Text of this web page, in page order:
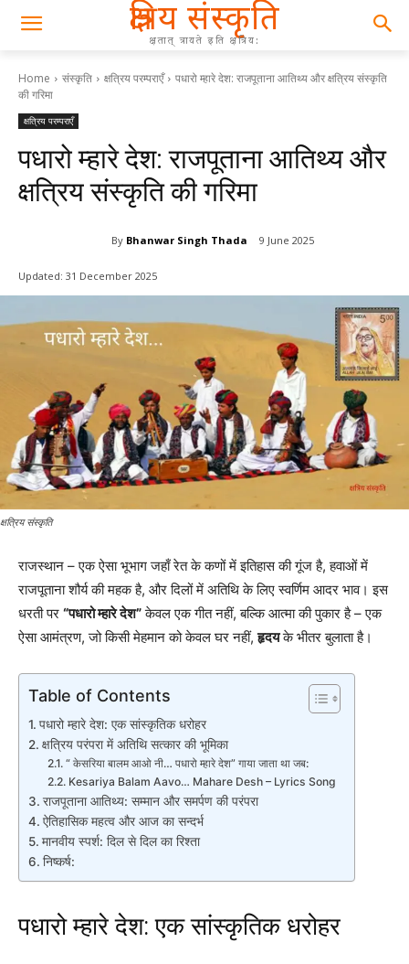
क्षत्रिय संस्कृति
क्षतात् त्रायते इति क्षत्रिय:
Home संस्कृति क्षत्रिय परम्पराएँ
पधारो म्हारे देश: राजपूताना आतिथ्य और क्षत्रिय संस्कृति
की गरिमा
क्षत्रिय परम्पराएँ
पधारो म्हारे देश: राजपूताना आतिथ्य और
क्षत्रिय संस्कृति की गरिमा
By Bhanwar Singh Thada 9 June 2025
Updated: 31 December 2025
क्षत्रिय संस्कृति
राजस्थान – एक ऐसा भूभाग जहाँ रेत के कणों में इतिहास की गूंज है, हवाओं में
राजपूताना शौर्य की महक है, और दिलों में अतिथि के लिए स्वर्णिम आदर भाव। इस
धरती पर “पधारो म्हारे देश”केवल एक गीत नहीं, बल्कि आत्मा की पुकार है – एक
ऐसा आमंत्रण, जो किसी मेहमान को केवल घर नहीं,हृदयके भीतर बुलाता है।
Table of Contents
पधारो म्हारे देश: एक सांस्कृतिक धरोहर
क्षत्रिय परंपरा में अतिथि सत्कार की भूमिका
“ केसरिया बालम आओ नी… पधारो म्हारे देश” गाया जाता था जब:
Kesariya Balam Aavo… Mahare Desh – Lyrics Song
राजपूताना आतिथ्य: सम्मान और समर्पण की परंपरा
ऐतिहासिक महत्व और आज का सन्दर्भ
मानवीय स्पर्श: दिल से दिल का रिश्ता
निष्कर्ष:
पधारो म्हारे देश: एक सांस्कृतिक धरोहर